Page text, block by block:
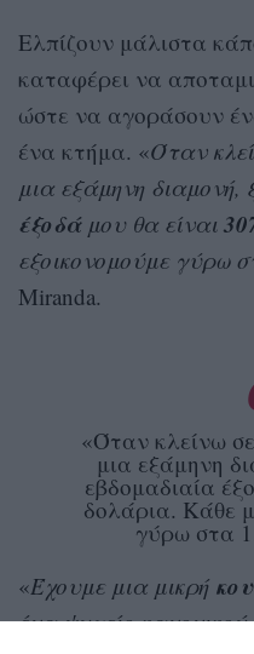
Ελπίζουν μάλιστα
καταφέρει να
ώστε να αγοράσουν
ένα κτήμα. «Όταν
μια εξάμηνη διαμονή,
έξοδάμου θα είναι
εξοικονομούμε γύρω
Miranda.
«Όταν κλείνω
μια εξάμηνη
εβδομαδιαία
δολάρια. Κάθε
γύρω στα
«Έχουμε μια μικρή
ένα ψυγείο